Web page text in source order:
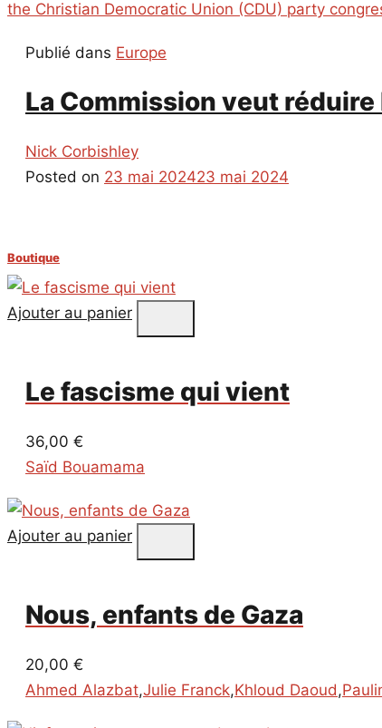
Publié dans Europe
La Commission veut
Nick Corbishley
Posted on 23 mai 202423 mai 2024
Boutique
Ajouter au panier
Le fascisme qui vient
36,00 €
Saïd Bouamama
Ajouter au panier
Nous, enfants de Gaza
20,00 €
Ahmed Alazbat,Julie Franck,Khloud Daoud,